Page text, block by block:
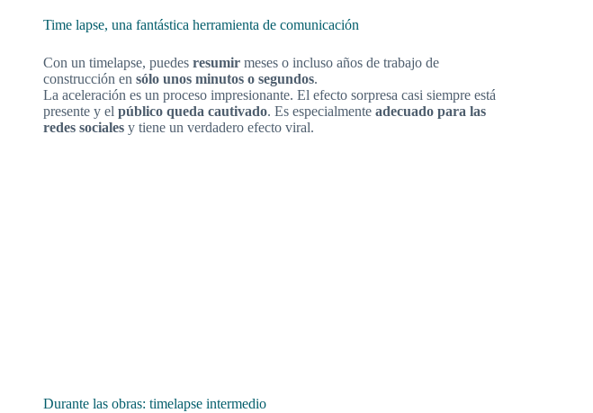
Time lapse, una fantástica herramienta de comunicación
Con un timelapse, puedes resumir meses o incluso años de trabajo de
construcción en sólo unos minutos o segundos.
La aceleración es un proceso impresionante. El efecto sorpresa casi siempre está
presente y el público queda cautivado. Es especialmente adecuado para las
redes sociales y tiene un verdadero efecto viral.
Durante las obras: timelapse intermedio